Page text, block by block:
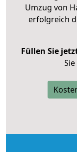
Umzug von
erfolgreich
Füllen Sie